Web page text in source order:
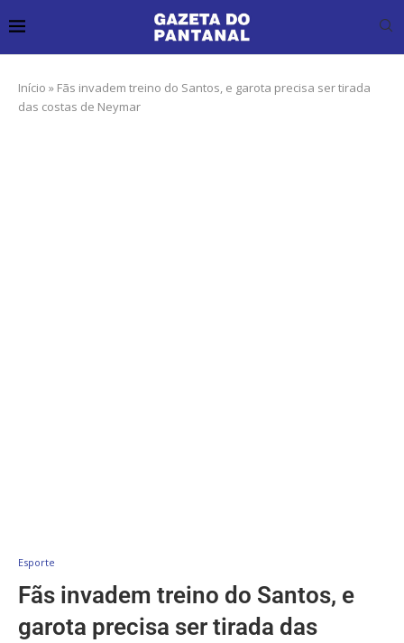
Início » Fãs invadem treino do Santos, e garota precisa ser tirada
das costas de Neymar
Esporte
Fãs invadem treino do Santos, e
garota precisa ser tirada das